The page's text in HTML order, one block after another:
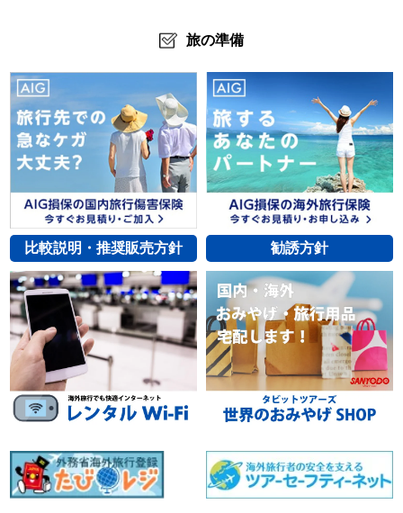
旅の準備
比較説明・推奨販売方針 勧誘方針